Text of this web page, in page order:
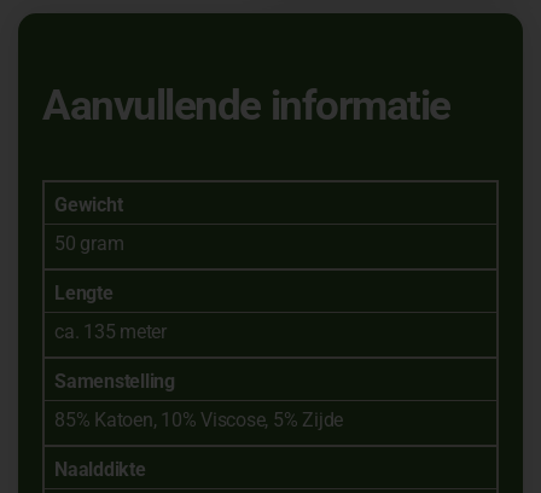
Aanvullende informatie
Gewicht
50 gram
Lengte
ca. 135 meter
Samenstelling
85% Katoen, 10% Viscose, 5% Zijde
Naalddikte